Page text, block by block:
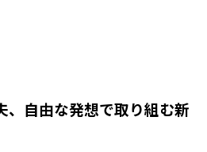
、自由な発想で取り組む新